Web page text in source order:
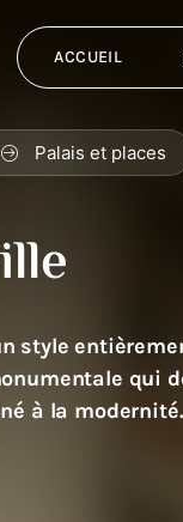
ACCUEIL
Palais et places
style
qui
à la modernité.